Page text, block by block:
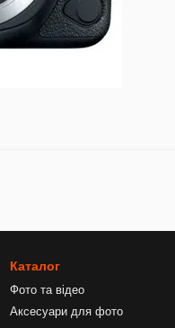
Каталог
Фото та відео
Аксесуари для фото